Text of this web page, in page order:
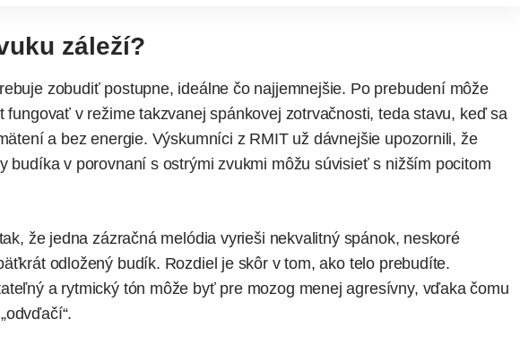
záleží?
zobudiť postupne, ideálne čo najjemnejšie. Po prebudení môže
fungovať v režime takzvanej spánkovej zotrvačnosti, teda stavu, keď sa
a bez energie. Výskumníci z RMIT už dávnejšie upozornili, že
budíka v porovnaní s ostrými zvukmi môžu súvisieť s nižším pocitom
že jedna zázračná melódia vyrieši nekvalitný spánok, neskoré
odložený budík. Rozdiel je skôr v tom, ako telo prebudíte.
a rytmický tón môže byť pre mozog menej agresívny, vďaka čomu